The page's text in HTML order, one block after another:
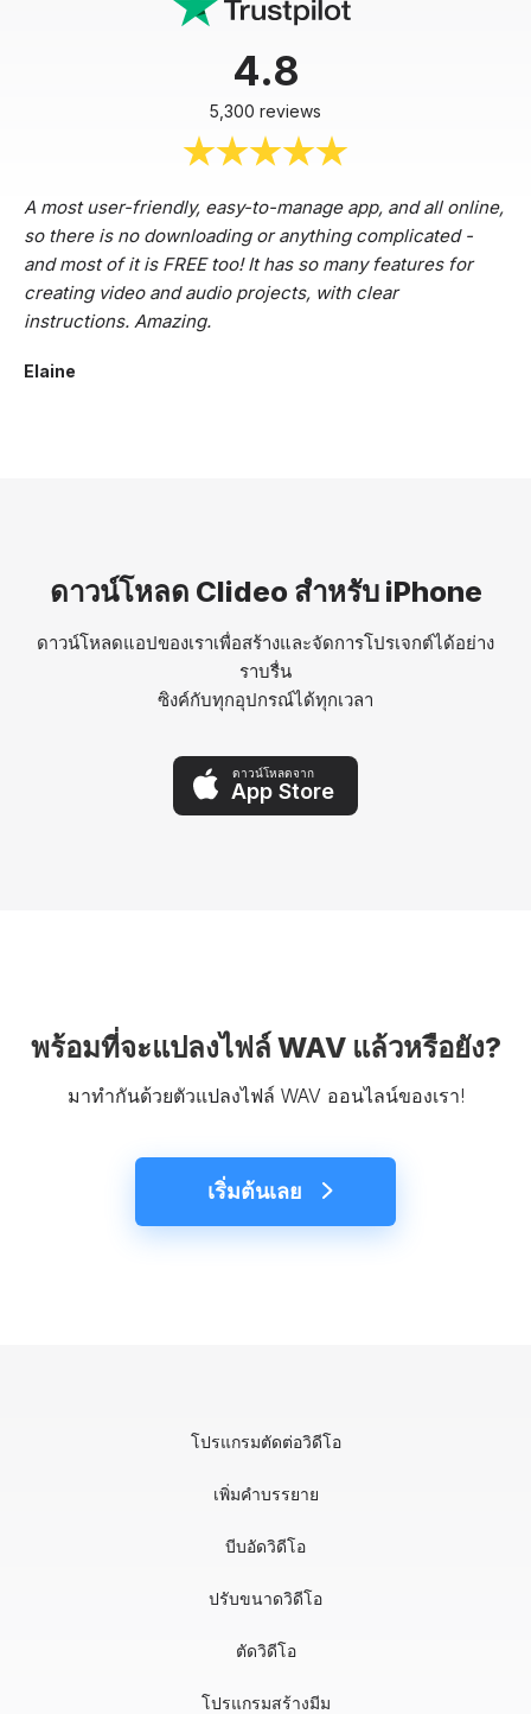
4.8
5,300 reviews
A most user-friendly, easy-to-manage app, and all online,
so there is no downloading or anything complicated -
and most of it is FREE too! It has so many features for
creating video and audio projects, with clear
instructions. Amazing.
Elaine
ดาวน์โหลด Clideo สำหรับ iPhone
ดาวน์โหลดแอปของเราเพื่อสร้างและจัดการโปรเจกต์ได้อย่าง
ราบรื่น
ซิงค์กับทุกอุปกรณ์ได้ทุกเวลา
ดาวน์โหลดจาก
App Store
พร้อมที่จะแปลงไฟล์ WAV แล้วหรือยัง?
มาทำกันด้วยตัวแปลงไฟล์ WAV ออนไลน์ของเรา!
เริ่มต้นเลย
โปรแกรมตัดต่อวิดีโอ
เพิ่มคำบรรยาย
บีบอัดวิดีโอ
ปรับขนาดวิดีโอ
ตัดวิดีโอ
โปรแกรมสร้างมีม